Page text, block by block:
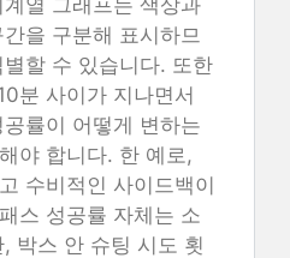
열 그래프는 색상과
을 구분해 표시하므
할 수 있습니다. 또한
분 사이가 지나면서
률이 어떻게 변하는
야 합니다. 한 예로,
수비적인 사이드백이
스 성공률 자체는 소
박스 안 슈팅 시도 횟